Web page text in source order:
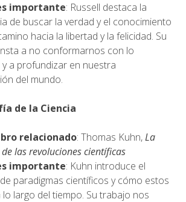
importante: Russell destaca la
de buscar la verdad y el conocimiento
hacia la libertad y la felicidad. Su
a no conformarnos con lo
y a profundizar en nuestra
del mundo.
de la Ciencia
relacionado: Thomas Kuhn,La
las revoluciones científicas
importante: Kuhn introduce el
paradigmas científicos y cómo estos
lo largo del tiempo. Su trabajo nos